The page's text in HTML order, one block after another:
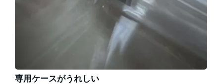
専用ケースがうれしい